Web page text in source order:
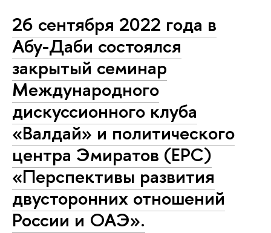
26 сентября 2022 года в
Абу-Даби состоялся
закрытый семинар
Международного
дискуссионного клуба
«Валдай» и политического
центра Эмиратов (EPC)
«Перспективы развития
двусторонних отношений
России и ОАЭ».